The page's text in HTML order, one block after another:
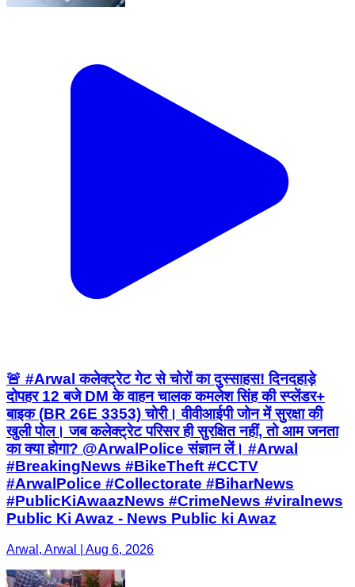
🚨 #Arwal कलेक्ट्रेट गेट से चोरों का दुस्साहस! दिनदहाड़े
दोपहर 12 बजे DM के वाहन चालक कमलेश सिंह की स्प्लेंडर+
बाइक (BR 26E 3353) चोरी। वीवीआईपी जोन में सुरक्षा की
खुली पोल। जब कलेक्ट्रेट परिसर ही सुरक्षित नहीं, तो आम जनता
का क्या होगा? @ArwalPolice संज्ञान लें। #Arwal
#BreakingNews #BikeTheft #CCTV
#ArwalPolice #Collectorate #BiharNews
#PublicKiAwaazNews #CrimeNews #viralnews
Public Ki Awaz - News Public ki Awaz
Arwal, Arwal | Aug 6, 2026